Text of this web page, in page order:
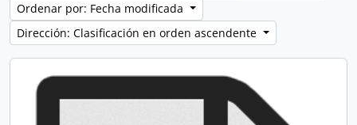
Ordenar por: Fecha modificada
Dirección: Clasificación en orden ascendente